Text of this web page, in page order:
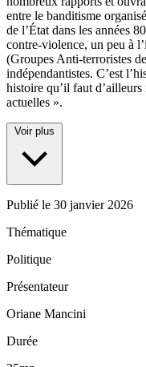
entre le banditisme
de l’État dans les années
contre-violence, un peu à
(Groupes Anti-terroristes
indépendantistes. C’est
histoire qu’il faut
actuelles ».
Voir plus
Publié le 30 janvier 2026
Thématique
Politique
Présentateur
Oriane Mancini
Durée